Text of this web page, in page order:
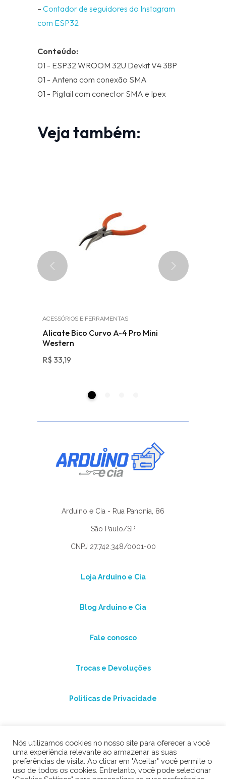
– Contador de seguidores do Instagram
com ESP32
Conteúdo:
01 - ESP32 WROOM 32U Devkit V4 38P
01 - Antena com conexão SMA
01 - Pigtail com conector SMA e Ipex
Veja também:
ACESSÓRIOS E FERRAMENTAS
Alicate Bico Curvo A-4 Pro Mini
Western
R$ 33,19
Arduino e Cia - Rua Panonia, 86
São Paulo/SP
CNPJ 27.742.348/0001-00
Loja Arduino e Cia
Blog Arduino e Cia
Fale conosco
Trocas e Devoluções
Politicas de Privacidade
Nós utilizamos cookies no nosso site para oferecer a você
uma experiência relevante ao armazenar as suas
preferências de visita. Ao clicar em "Aceitar" você permite o
uso de todos os cookies. Entretanto, você pode selecionar